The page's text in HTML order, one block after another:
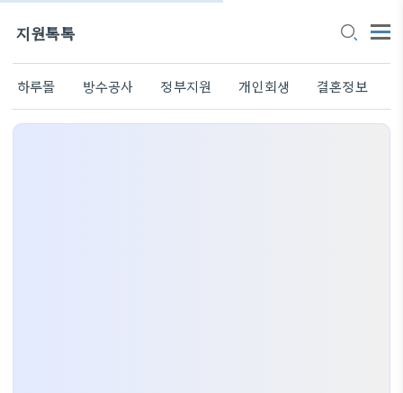
지원톡톡
하루몰 방수공사 정부지원 개인회생 결혼정보